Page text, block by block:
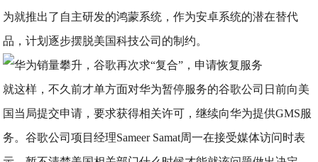
为就推出了自主研发的鸿蒙系统，作为安卓系统的潜在替代
品，计划逐步摆脱美国科技公司的制约。
就这样，不久前才单方面对华为暂停服务的谷歌公司日前向美
国当局提交申请，要求获得相关许可，继续向华为提供GMS服
务。谷歌公司项目经理Sameer Samat周一在接受媒体访问时表